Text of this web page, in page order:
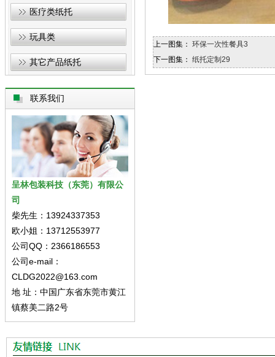
医疗类纸托
玩具类
其它产品纸托
联系我们
呈林包装科技（东莞）有限公
司
柴先生：13924337353
欧小姐：13712553977
公司QQ：2366186553
公司e-mail：
CLDG2022@163.com
地 址：中国广东省东莞市黄江
镇蔡美二路2号
上一图集： 环保一次性餐具3
下一图集： 纸托定制29